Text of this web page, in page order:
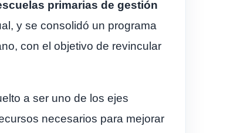
primarias de gestión
y se consolidó un programa
con el objetivo de revincular
a ser uno de los ejes
necesarios para mejorar